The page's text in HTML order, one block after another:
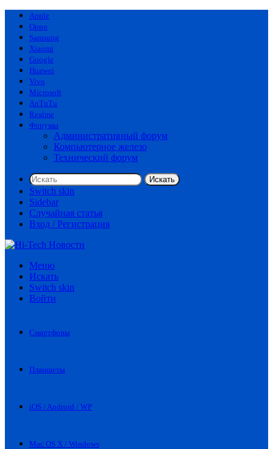
Apple
Oppo
Samsung
Xiaomi
Google
Huawei
Vivo
Microsoft
AnTuTu
Realme
Форумы
Административный форум
Компьютерное железо
Технический форум
Искать
Switch skin
Sidebar
Случайная статья
Вход / Регистрация
Меню
Искать
Switch skin
Войти
Смартфоны
Планшеты
iOS / Android / WP
Mac OS X / Windows